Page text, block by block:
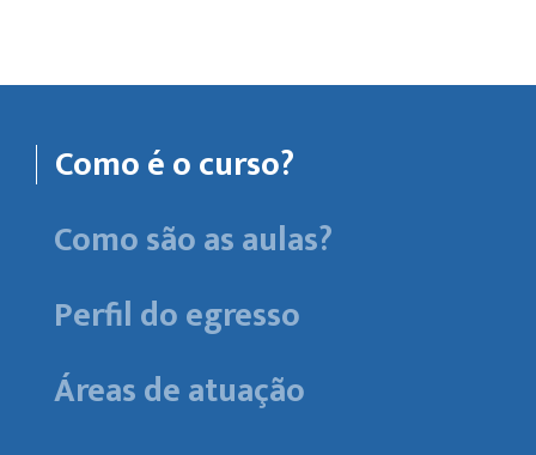
Como é o curso?
Como são as aulas?
Perfil do egresso
Áreas de atuação